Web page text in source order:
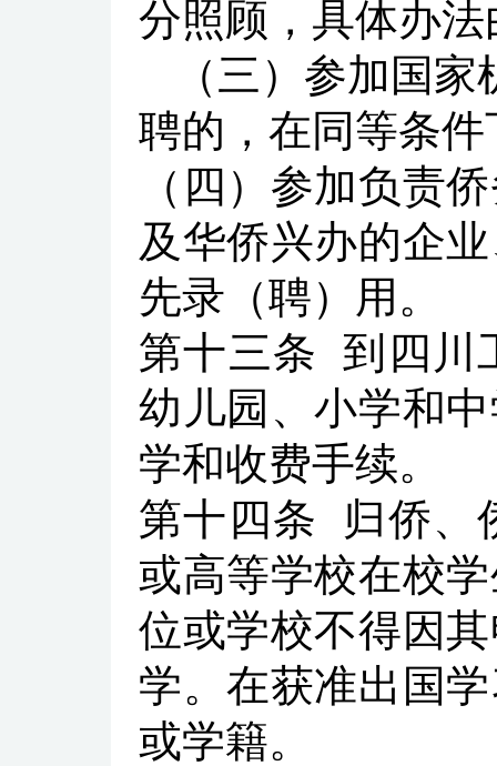
分照顾，具体办
（三）参加国
聘的，在同等条
（四）参加负责
及华侨兴办的企
先录（聘）用。
第十三条
到四川
幼儿园、小学和
学和收费手续。
第十四条
归侨、
或高等学校在校
位或学校不得因
学。在获准出国
或学籍。